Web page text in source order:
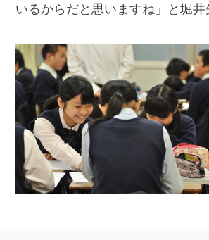
いるからだと思いますね」と堀井